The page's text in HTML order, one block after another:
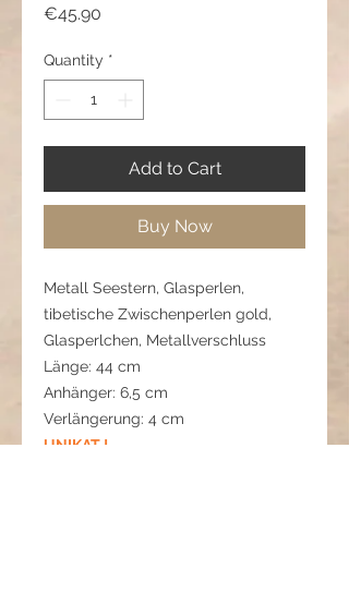
€45.90
Quantity *
Add to Cart
Buy Now
Metall Seestern, Glasperlen,
tibetische Zwischenperlen gold,
Glasperlchen, Metallverschluss
Länge: 44 cm
Anhänger: 6,5 cm
Verlängerung: 4 cm
UNIKAT !